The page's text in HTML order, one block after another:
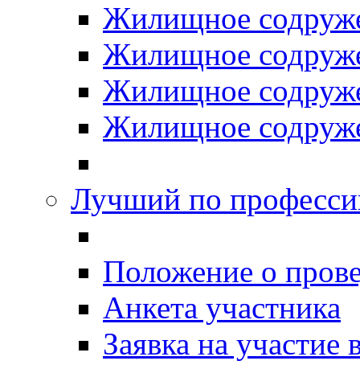
Жилищное
Жилищное
Жилищное
Жилищное
Лучший по
Положение о
Анкета участника
Заявка на участие